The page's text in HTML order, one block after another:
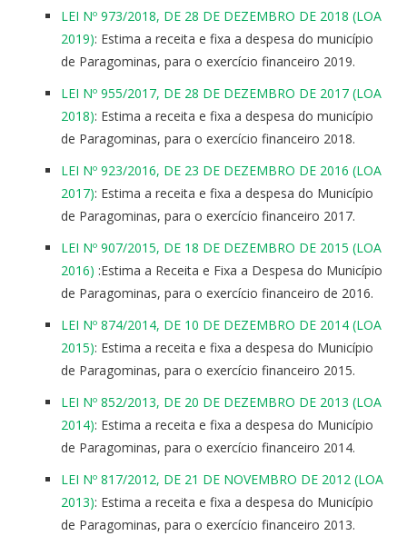
LEI Nº 973/2018, DE 28 DE DEZEMBRO DE 2018 (LOA
2019): Estima a receita e fixa a despesa do município
de Paragominas, para o exercício financeiro 2019.
LEI Nº 955/2017, DE 28 DE DEZEMBRO DE 2017 (LOA
2018): Estima a receita e fixa a despesa do município
de Paragominas, para o exercício financeiro 2018.
LEI Nº 923/2016, DE 23 DE DEZEMBRO DE 2016 (LOA
2017): Estima a receita e fixa a despesa do Município
de Paragominas, para o exercício financeiro 2017.
LEI Nº 907/2015, DE 18 DE DEZEMBRO DE 2015 (LOA
2016) :Estima a Receita e Fixa a Despesa do Município
de Paragominas, para o exercício financeiro de 2016.
LEI Nº 874/2014, DE 10 DE DEZEMBRO DE 2014 (LOA
2015): Estima a receita e fixa a despesa do Município
de Paragominas, para o exercício financeiro 2015.
LEI Nº 852/2013, DE 20 DE DEZEMBRO DE 2013 (LOA
2014): Estima a receita e fixa a despesa do Município
de Paragominas, para o exercício financeiro 2014.
LEI Nº 817/2012, DE 21 DE NOVEMBRO DE 2012 (LOA
2013): Estima a receita e fixa a despesa do Município
de Paragominas, para o exercício financeiro 2013.